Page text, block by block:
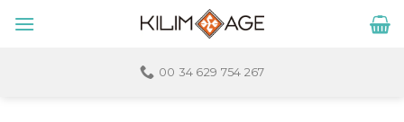
00 34 629 754 267